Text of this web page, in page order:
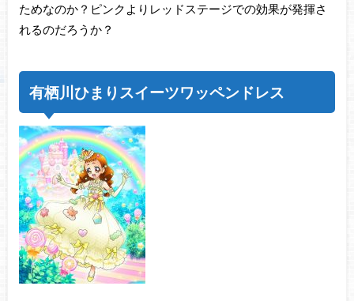
ためなのか？ピンクよりレッドステージでの効果が発揮さ
れるのだろうか？
有栖川ひまりスイーツワッペンドレス